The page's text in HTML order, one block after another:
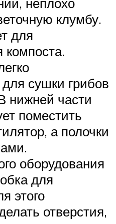
клумбу.
для
компоста.
сушки грибов
нижней части
поместить
а полочки
оборудования
для
этого
отверстия,